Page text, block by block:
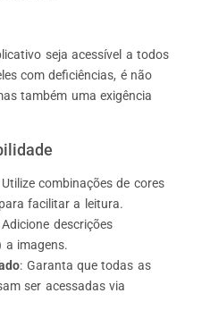
seja acessível a todos
com deficiências, é não
também uma exigência
Utilize combinações de cores
facilitar a leitura.
Adicione descrições
a imagens.
: Garanta que todas as
ser acessadas via